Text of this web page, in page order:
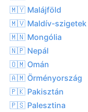
🇲🇾 Malájföld
🇲🇻 Maldív-szigetek
🇲🇳 Mongólia
🇳🇵 Nepál
🇴🇲 Omán
🇦🇲 Örményország
🇵🇰 Pakisztán
🇵🇸 Palesztina